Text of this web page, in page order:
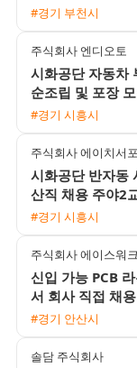
#경기 부천시
주식회사 엔디오토
시화공단 자동차
순조립 및 포장 모
고정 주야교대 선
#경기 시흥시
주식회사 에이치서
시화공단 반자동
산직 채용 주야2
통근버스 운행
#경기 시흥시
주식회사 에이스워크
신입 가능 PCB
서 회사 직접 채
대 모집
#경기 안산시
솔담 주식회사